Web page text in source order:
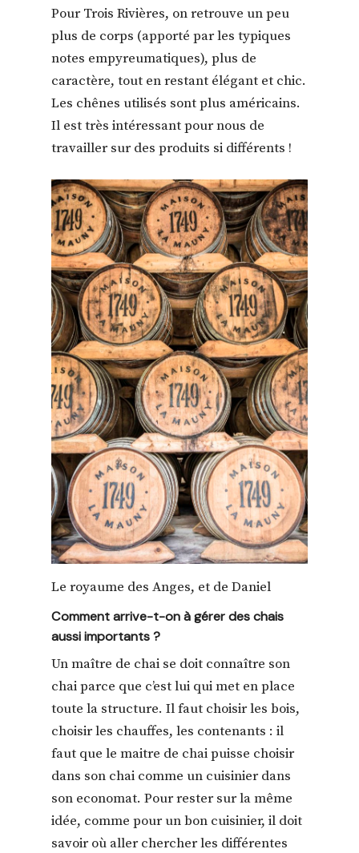
Pour Trois Rivières, on retrouve un peu
plus de corps (apporté par les typiques
notes empyreumatiques), plus de
caractère, tout en restant élégant et chic.
Les chênes utilisés sont plus américains.
Il est très intéressant pour nous de
travailler sur des produits si différents !
Le royaume des Anges, et de Daniel
Comment arrive-t-on à gérer des chais
aussi importants ?
Un maître de chai se doit connaître son
chai parce que c’est lui qui met en place
toute la structure. Il faut choisir les bois,
choisir les chauffes, les contenants : il
faut que le maitre de chai puisse choisir
dans son chai comme un cuisinier dans
son economat. Pour rester sur la même
idée, comme pour un bon cuisinier, il doit
savoir où aller chercher les différentes